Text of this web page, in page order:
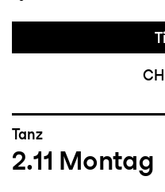
Tanz
2.11 Montag